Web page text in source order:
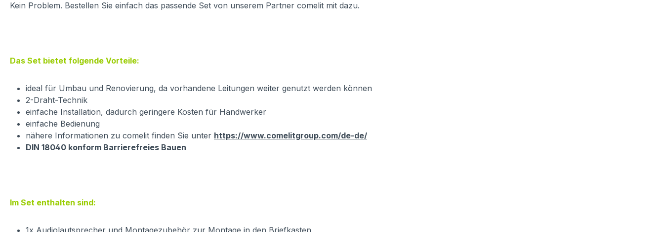
Kein Problem. Bestellen Sie einfach das passende Set von unserem Partner comelit mit dazu.
Das Set bietet folgende Vorteile:
ideal für Umbau und Renovierung, da vorhandene Leitungen weiter genutzt werden können
2-Draht-Technik
einfache Installation, dadurch geringere Kosten für Handwerker
einfache Bedienung
nähere Informationen zu comelit finden Sie unter https://www.comelitgroup.com/de-de/
DIN 18040 konform Barrierefreies Bauen
Im Set enthalten sind: